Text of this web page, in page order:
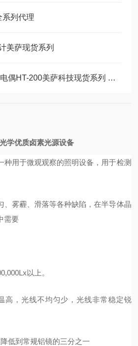
系列代理
美萨现货系列
日本八光HAKKO热电偶HT-200美萨科技现货系列 全面代理
学优质卤素光源设备
种用于微观观察的照明设备，用于检测
、雾霾、滑落等各种缺陷，在半导体晶
需要
以上。
高，光线不均匀少，光线非常稳定锐
低到常规铝镜的三分之一